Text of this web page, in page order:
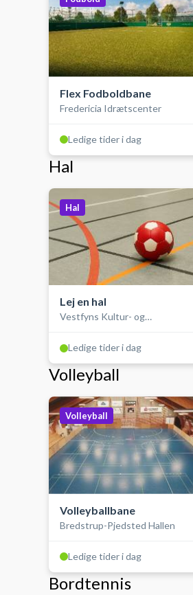
Flex Fodboldbane
Fredericia Idrætscenter
Ledige tider i dag
Hal
Hal
Lej en hal
Vestfyns Kultur- og
Ledige tider i dag
Volleyball
Volleyball
Volleyballbane
Bredstrup-Pjedsted Hallen
Ledige tider i dag
Bordtennis